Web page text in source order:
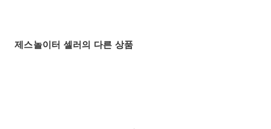
제스놀이터 셀러의 다른 상품